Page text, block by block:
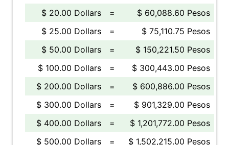
$ 20.00 Dollars
=
$ 60,088.60 Pesos
$ 25.00 Dollars
=
$ 75,110.75 Pesos
$ 50.00 Dollars
=
$ 150,221.50 Pesos
$ 100.00 Dollars
=
$ 300,443.00 Pesos
$ 200.00 Dollars
=
$ 600,886.00 Pesos
$ 300.00 Dollars
=
$ 901,329.00 Pesos
$ 400.00 Dollars
=
$ 1,201,772.00 Pesos
$ 500.00 Dollars
=
$ 1,502,215.00 Pesos